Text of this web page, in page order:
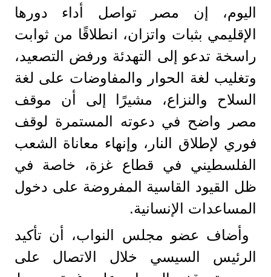
اليوم، إن مصر تواصل أداء دورها
الإقليمي بثبات واتزان، انطلاقًا من ثوابت
راسخة تدعو إلى التهدئة ورفض التصعيد،
وتغليب لغة الحوار والمفاوضات على لغة
السلاح والنزاع، مشيرًا إلى أن موقف
مصر واضح في دعوته المستمرة لوقف
فوري لإطلاق النار، وإنهاء معاناة الشعب
الفلسطيني في قطاع غزة، خاصة في
ظل القيود القاسية المفروضة على دخول
المساعدات الإنسانية.
وأضاف عضو مجلس النواب، أن تأكيد
الرئيس السيسي خلال الاتصال على